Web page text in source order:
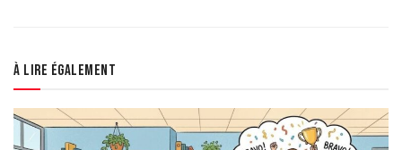
À lire également